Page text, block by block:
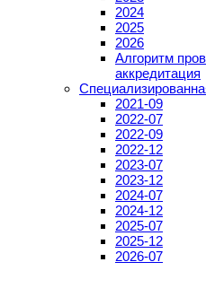
2024
2025
2026
Алгоритм
аккредитация
2021-09
2022-07
2022-09
2022-12
2023-07
2023-12
2024-07
2024-12
2025-07
2025-12
2026-07